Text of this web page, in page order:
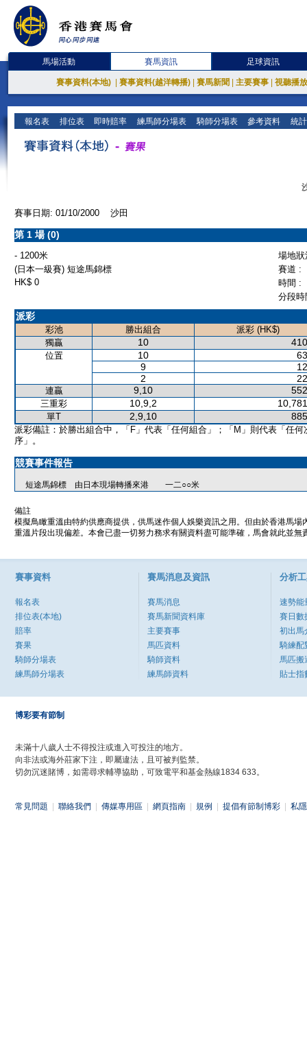
馬場活動 賽馬資訊 足球資訊
賽事資料(本地) 賽事資料(越洋轉播) 賽馬新聞 主要賽事 視聽播
報名表 排位表 即時賠率 練馬師分場表 騎師分場表 參考資料 統
賽事日期: 01/10/2000 沙田
第 1 場 (0)
- 1200米
場地
(日本一級賽) 短途馬錦標
賽道 :
HK$ 0
時間 :
分段
派彩
彩池 勝出組合
派彩 (HK$)
獨贏
10
位置 10
9
2
連贏 9,10
三重彩 10,9,2
單T 2,9,10
派彩備註：於勝出組合中，「F」代表「任何組合」；「M」則代表「任何
序」。
競賽事件報告
短途馬錦標 由日本現場轉播來港 一二○○米
備註
模擬鳥瞰重溫由特約供應商提供，供馬迷作個人娛樂資訊之用。但由於香港馬
重溫片段出現偏差。本會已盡一切努力務求有關資料盡可能準確，馬會就此並
賽事資料
報名表
排位表(本地)
賠率
賽果
騎師分場表
練馬師分場表
賽馬消息及資訊
賽馬消息
賽馬新聞資料庫
主要賽事
馬匹資料
騎師資料
練馬師資料
分析
速勢能
賽日數
初出馬
騎練配
馬匹搬
貼士指
博彩要有節制
未滿十八歲人士不得投注或進入可投注的地方。
向非法或海外莊家下注，即屬違法，且可被判監禁。
切勿沉迷賭博，如需尋求輔導協助，可致電平和基金熱線1834 633。
常見問題 聯絡我們 傳媒專用區 網頁指南 規例 提倡有節制博彩 私